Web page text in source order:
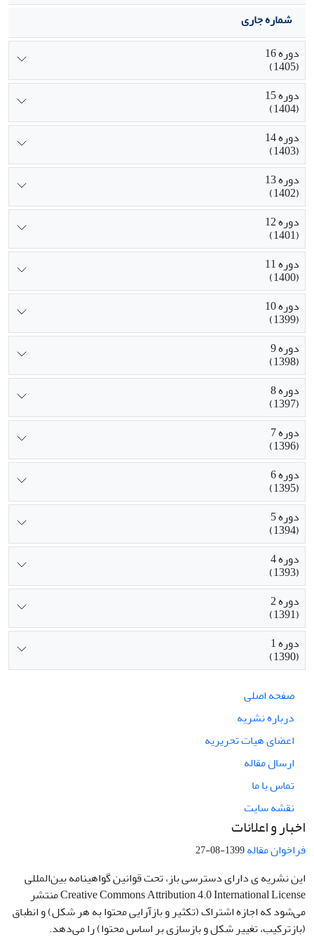
شماره جاری
دوره 16
(1405)
دوره 15
(1404)
دوره 14
(1403)
دوره 13
(1402)
دوره 12
(1401)
دوره 11
(1400)
دوره 10
(1399)
دوره 9
(1398)
دوره 8
(1397)
دوره 7
(1396)
دوره 6
(1395)
دوره 5
(1394)
دوره 4
(1393)
دوره 2
(1391)
دوره 1
(1390)
صفحه اصلی
درباره نشریه
اعضای هیات تحریریه
ارسال مقاله
تماس با ما
نقشه سایت
اخبار و اعلانات
فراخوان مقاله1399-08-27
این نشریه ی دارای دسترسی باز، تحت قوانین گواهینامه بین‌المللی
Creative Commons Attribution 4.0 International License منتشر
می‌شود که اجازه اشتراک (تکثیر و بازآرایی محتوا به هر شکل) و انطباق
(بازترکیب، تغییر شکل و بازسازی بر اساس محتوا) را می‌دهد.